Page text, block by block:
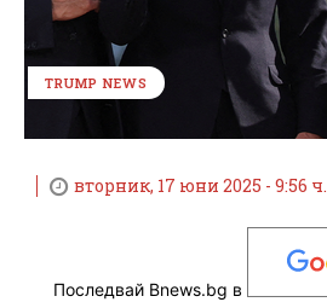
TRUMP NEWS
вторник, 17 юни 2025 - 9:56 ч.
Последвай Bnews.bg в